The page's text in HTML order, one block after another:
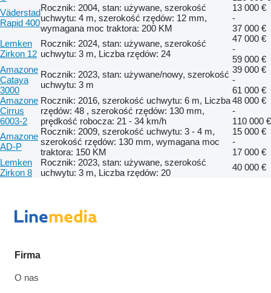
Väderstad
Rapid 400
Rocznik: 2004, stan: używane, szerokość
uchwytu: 4 m, szerokość rzędów: 12 mm,
wymagana moc traktora: 200 KM
13 000 €
-
37 000 €
Lemken
Zirkon 12
Rocznik: 2024, stan: używane, szerokość
uchwytu: 3 m, Liczba rzędów: 24
47 000 €
-
59 000 €
Amazone
Cataya
3000
Rocznik: 2023, stan: używane/nowy, szerokość
uchwytu: 3 m
39 000 €
-
61 000 €
Amazone
Cirrus
6003-2
Rocznik: 2016, szerokość uchwytu: 6 m, Liczba
rzędów: 48 , szerokość rzędów: 130 mm,
prędkość robocza: 21 - 34 km/h
48 000 €
-
110 000 €
Amazone
AD-P
Rocznik: 2009, szerokość uchwytu: 3 - 4 m,
szerokość rzędów: 130 mm, wymagana moc
traktora: 150 KM
15 000 €
-
17 000 €
Lemken
Zirkon 8
Rocznik: 2023, stan: używane, szerokość
uchwytu: 3 m, Liczba rzędów: 20
40 000 €
Firma
O nas